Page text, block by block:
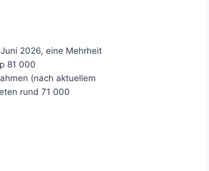
2026, eine Mehrheit
81 000
(nach aktuellem
rund 71 000